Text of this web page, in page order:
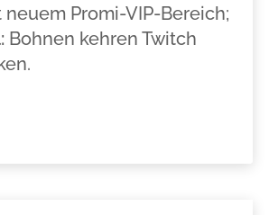
neuem Promi-VIP-Bereich;
Bohnen kehren Twitch